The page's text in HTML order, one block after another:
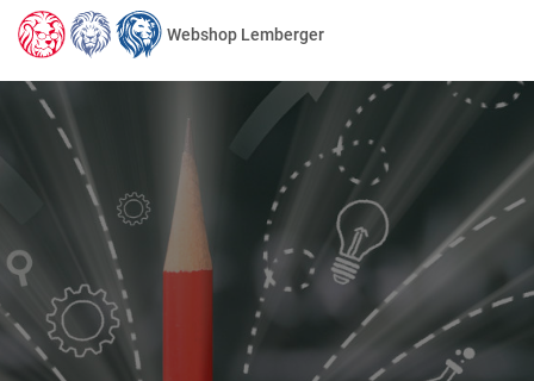
Webshop Lemberger